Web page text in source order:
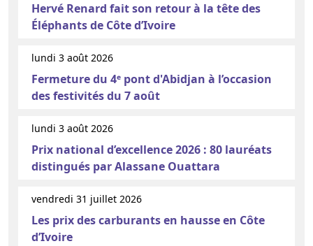
Hervé Renard fait son retour à la tête des
Éléphants de Côte d’Ivoire
lundi 3 août 2026
Fermeture du 4ᵉ pont d'Abidjan à l’occasion
des festivités du 7 août
lundi 3 août 2026
Prix national d’excellence 2026 : 80 lauréats
distingués par Alassane Ouattara
vendredi 31 juillet 2026
Les prix des carburants en hausse en Côte
d’Ivoire